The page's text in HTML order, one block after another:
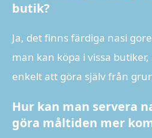
butik?
Ja, det finns färdiga nasi
man kan köpa i vissa
enkelt att göra själv från
Hur kan man servera
göra måltiden mer